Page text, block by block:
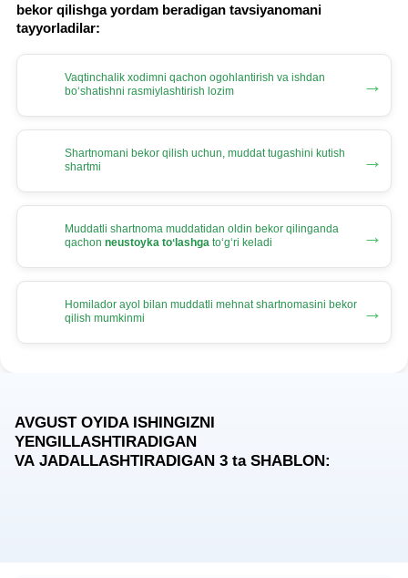
bekor qilishga yordam beradigan tavsiyanomani
tayyorladilar:
Vaqtinchalik хodimni qachon ogohlantirish va ishdan
boʻshatishni rasmiylashtirish lozim
→
Shartnomani bekor qilish uchun, muddat tugashini kutish
shartmi
→
Muddatli shartnoma muddatidan oldin bekor qilinganda
qachon neustoyka toʻlashga toʻgʻri keladi →
Homilador ayol bilan muddatli mehnat shartnomasini bekor
qilish mumkinmi
→
AVGUST OYIDA ISHINGIZNI
YENGILLASHTIRADIGAN
VA JADALLASHTIRADIGAN 3 taSHABLON: